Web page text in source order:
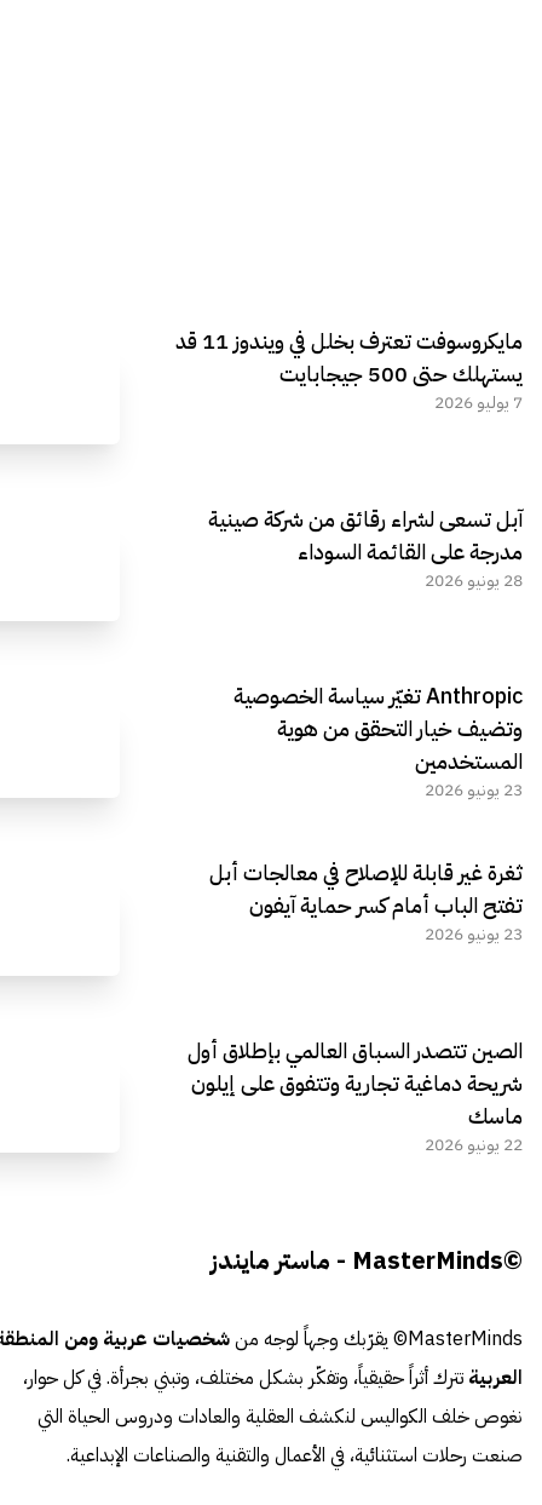
مايكروسوفت تعترف بخلل في ويندوز 11 قد
يستهلك حتى 500 جيجابايت
7 يوليو 2026
آبل تسعى لشراء رقائق من شركة صينية
مدرجة على القائمة السوداء
28 يونيو 2026
Anthropic تغيّر سياسة الخصوصية
وتضيف خيار التحقق من هوية
المستخدمين
23 يونيو 2026
ثغرة غير قابلة للإصلاح في معالجات أبل
تفتح الباب أمام كسر حماية آيفون
23 يونيو 2026
الصين تتصدر السباق العالمي بإطلاق أول
شريحة دماغية تجارية وتتفوق على إيلون
ماسك
22 يونيو 2026
©MasterMinds - ماستر مايندز
MasterMinds© يقرّبك وجهاً لوجه من
شخصيات عربية ومن
العربية تترك أثراً حقيقياً، وتفكّر بشكل مختلف، وتبني بجرأة. في كل حوار،
نغوص خلف الكواليس لنكشف العقلية والعادات ودروس الحياة التي
صنعت رحلات استثنائية، في الأعمال والتقنية والصناعات الإبداعية.